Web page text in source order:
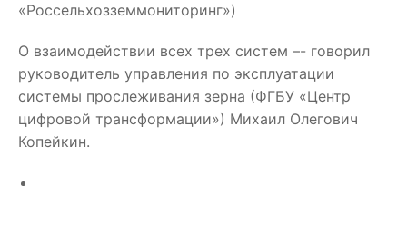
«Россельхозземмониторинг»)
О взаимодействии всех трех систем –- говорил
руководитель управления по эксплуатации
системы прослеживания зерна (ФГБУ «Центр
цифровой трансформации») Михаил Олегович
Копейкин.